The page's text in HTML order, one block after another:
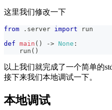
这里我们修改一下
from . server import run
def main ( ) -> None :
run ( )
以上我们就完成了一个简单的
接下来我们本地调试一下。
本地调试